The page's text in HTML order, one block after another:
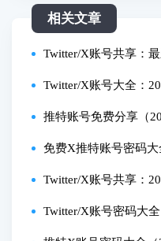
相关文章
Twitter/X账号共享：
Twitter/X账号大全：
推特账号免费分享（
免费X推特账号密码
号）
Twitter/X账号共享：
Twitter/X账号密码大